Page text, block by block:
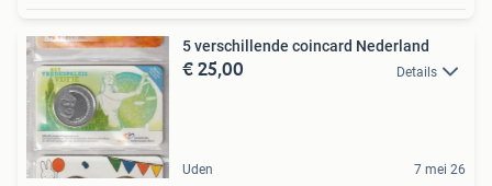
5 verschillende coincard Nederland
€ 25,00 Details
Uden 7 mei 26